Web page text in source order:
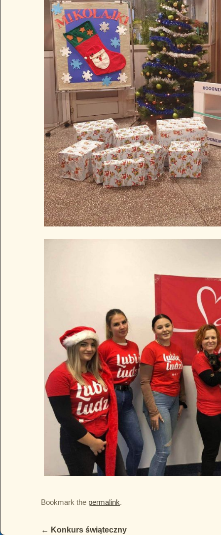
Bookmark the permalink.
← Konkurs świąteczny